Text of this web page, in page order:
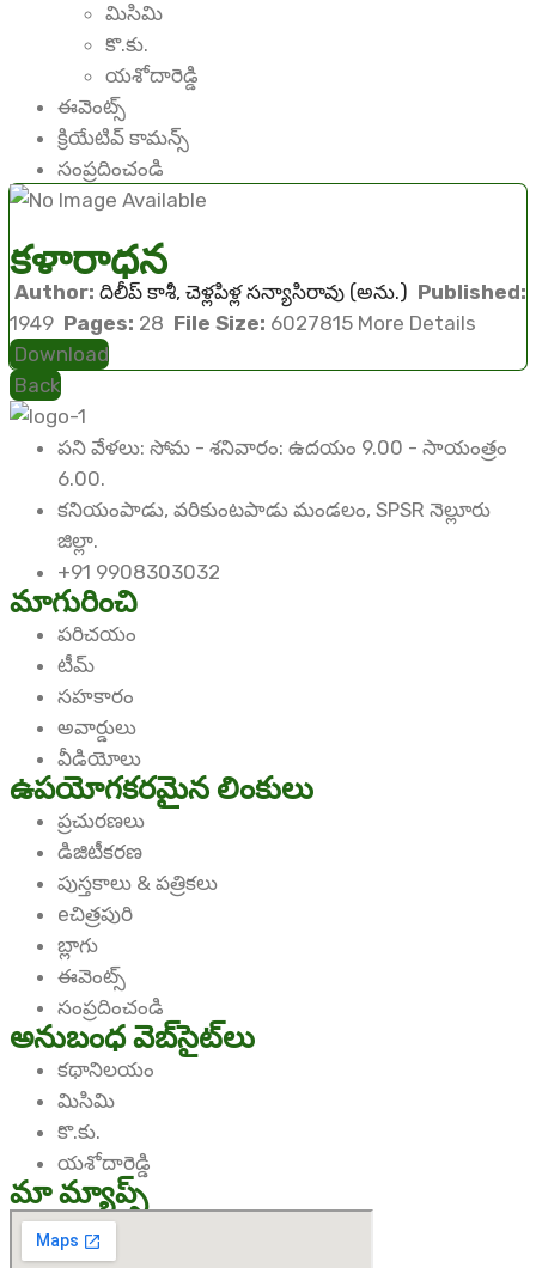
మిసిమి
కొ.కు.
యశోదారెడ్డి
ఈవెంట్స్
క్రియేటివ్ కామన్స్
సంప్రదించండి
కళారాధన
Author: దిలీప్ కాశీ, చెళ్లపిళ్ల సన్యాసిరావు (అను.) Published:
1949 Pages: 28 File Size: 6027815 More Details
Download
Back
పని వేళలు: సోమ - శనివారం: ఉదయం 9.00 - సాయంత్రం
6.00.
కనియంపాడు, వరికుంటపాడు మండలం, SPSR నెల్లూరు
జిల్లా.
+91 9908303032
మాగురించి
పరిచయం
టీమ్
సహకారం
అవార్డులు
వీడియోలు
ఉపయోగకరమైన లింకులు
ప్రచురణలు
డిజిటీకరణ
పుస్తకాలు & పత్రికలు
eచిత్రపురి
బ్లాగు
ఈవెంట్స్
సంప్రదించండి
అనుబంధ వెబ్‌సైట్‌లు
కథానిలయం
మిసిమి
కొ.కు.
యశోదారెడ్డి
మా మ్యాప్స్